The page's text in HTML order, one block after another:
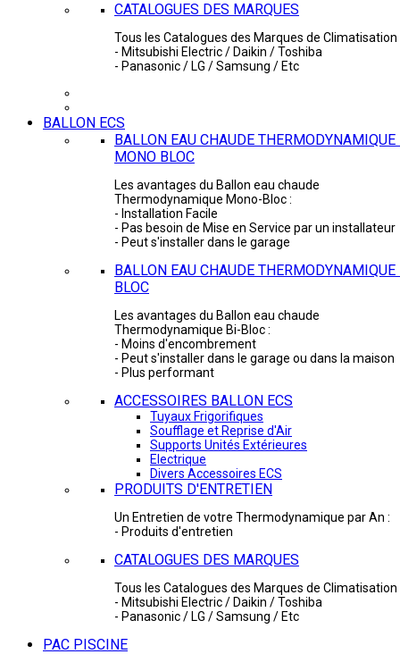
CATALOGUES DES MARQUES
Tous les Catalogues des Marques de Climatisation
- Mitsubishi Electric / Daikin / Toshiba
- Panasonic / LG / Samsung / Etc
BALLON ECS
BALLON EAU CHAUDE THERMODYNAMIQUE
MONO BLOC
Les avantages du Ballon eau chaude
Thermodynamique Mono-Bloc :
- Installation Facile
- Pas besoin de Mise en Service par un installateur
- Peut s'installer dans le garage
BALLON EAU CHAUDE
BLOC
Les avantages du Ballon eau chaude
Thermodynamique Bi-Bloc :
- Moins d'encombrement
- Peut s'installer dans le garage ou dans la maison
- Plus performant
ACCESSOIRES BALLON ECS
Tuyaux Frigorifiques
Soufflage et Reprise d'Air
Supports Unités Extérieures
Electrique
Divers Accessoires ECS
PRODUITS D'ENTRETIEN
Un Entretien de votre Thermodynamique par An :
- Produits d'entretien
CATALOGUES DES MARQUES
Tous les Catalogues des Marques de Climatisation
- Mitsubishi Electric / Daikin / Toshiba
- Panasonic / LG / Samsung / Etc
PAC PISCINE